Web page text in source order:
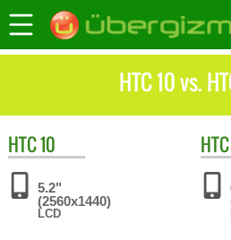
HTC 10 vs.
HTC10
5.2"
(2560x1440)
LCD
HTC